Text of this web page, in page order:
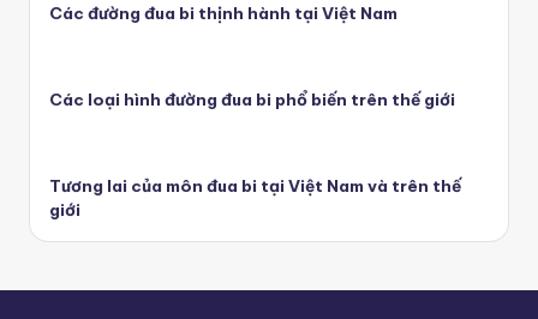
Các đường đua bi thịnh hành tại Việt Nam
Các loại hình đường đua bi phổ biến trên thế giới
Tương lai của môn đua bi tại Việt Nam và trên thế
giới